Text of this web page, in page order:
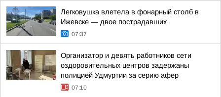
Легковушка влетела в фонарный столб в
Ижевске — двое пострадавших
07:37
Организатор и девять работников сети
оздоровительных центров задержаны
полицией Удмуртии за серию афер
07:10